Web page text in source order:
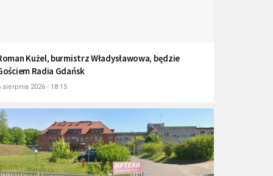
Kużel, burmistrz Władysławowa, będzie
Radia Gdańsk
sierpnia 2026 - 18:15